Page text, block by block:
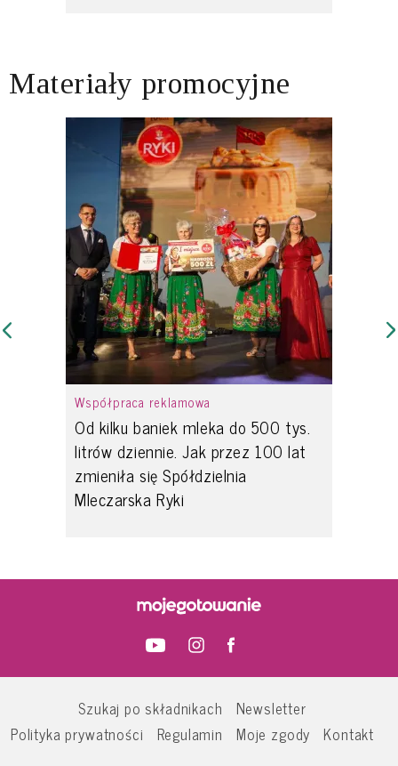
Materiały promocyjne
Współpraca reklamowa
Od kilku baniek mleka do 500 tys.
litrów dziennie. Jak przez 100 lat
zmieniła się Spółdzielnia
Mleczarska Ryki
Szukaj po składnikach
Newsletter
Polityka prywatności
Regulamin Moje zgody Kontakt